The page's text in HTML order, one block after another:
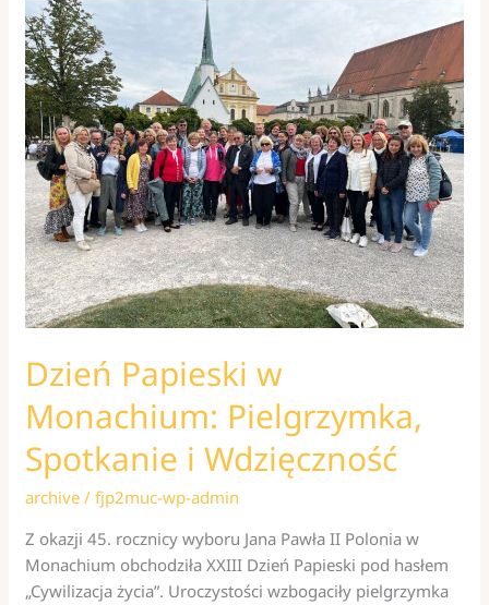
Dzień Papieski w
Monachium: Pielgrzymka,
Spotkanie i Wdzięczność
archive /fjp2muc-wp-admin
Z okazji 45. rocznicy wyboru Jana Pawła II Polonia w
Monachium obchodziła XXIII Dzień Papieski pod hasłem
„Cywilizacja życia”. Uroczystości wzbogaciły pielgrzymka